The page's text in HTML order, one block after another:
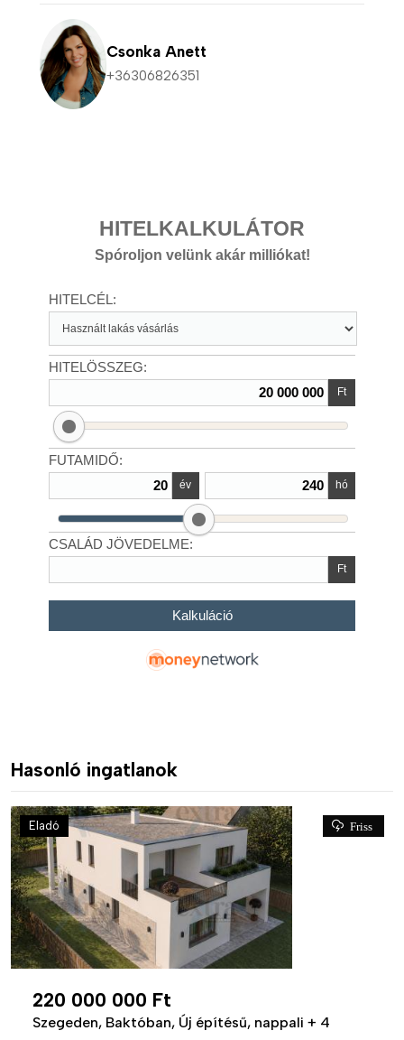
Csonka Anett
+36306826351
Hasonló ingatlanok
Eladó Friss
220 000 000 Ft
Szegeden, Baktóban, Új építésű, nappali + 4